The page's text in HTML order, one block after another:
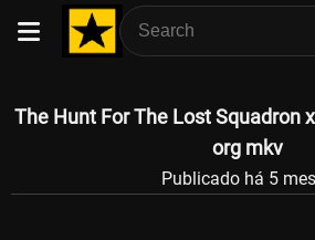
The Hunt For The Lost Squadron
org mkv
Publicado há 5